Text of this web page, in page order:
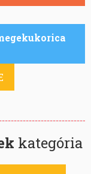
kategória